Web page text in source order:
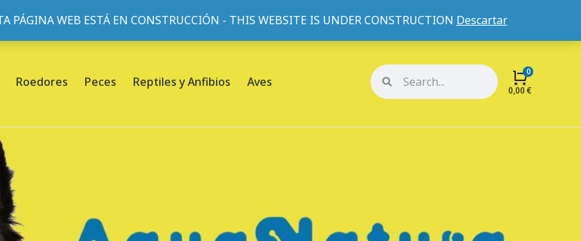
PÁGINA WEB ESTÁ EN CONSTRUCCIÓN - THIS WEBSITE IS UNDER CONSTRUCTION Descartar
08013 Barcelona |Sobre nosotros Mi cuenta Mis pedidos
Roedores Peces Reptiles y Anfibios Aves
0,00€